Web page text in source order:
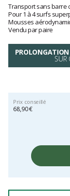
clients
:
4.6
sur
5
Transport sans barre
Pour 1 à 4 surfs
Mousses
Vendu par paire
PROLONGATION
SUR
Prix conseillé
68,90 €
unitaire,